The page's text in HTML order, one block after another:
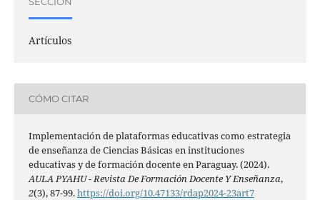
Artículos
CÓMO CITAR
Implementación de plataformas educativas como estrategia
de enseñanza de Ciencias Básicas en instituciones
educativas y de formación docente en Paraguay. (2024).
AULA PYAHU - Revista De Formación Docente Y Enseñanza,
2(3), 87-99.https://doi.org/10.47133/rdap2024-23art7